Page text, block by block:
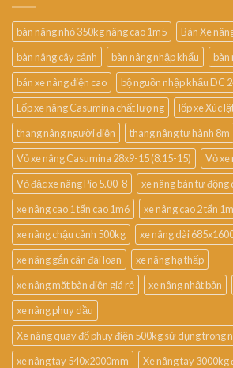
bàn nâng nhỏ 350kg nâng cao 1m5
Bán Xe
bàn nâng cây cảnh
bàn nâng nhập khẩu
bàn
bán xe nâng điện cao
bộ nguồn nhập khẩu DC
Lốp xe nâng Casumina chất lượng
lốp xe Xúc
thang nâng người điện
thang nâng tự hành 8m
Vỏ xe nâng Casumina 28x9-15 (8.15-15)
Vỏ xe
Vỏ đặc xe nâng Pio 5.00-8
xe nâng bán tự động
xe nâng cao 1 tấn cao 1m6
xe nâng cao 2 tấn
xe nâng chậu cảnh 500kg
xe nâng dài
xe nâng gắn cân đài loan
xe nâng hạ thấp
xe nâng mặt bàn điện giá rẻ
xe nâng nhật bản
xe nâng phuy dầu
Xe nâng quay đổ phuy điện 500kg sử dụng trong
xe nâng tay 540x2000mm
Xe nâng tay 3000kg